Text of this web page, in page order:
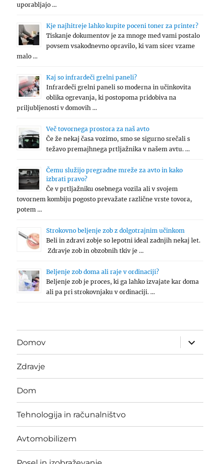
uporabljajo …
Kje najhitreje lahko kupite poceni toner za printer?
Tiskanje dokumentov je za mnoge med vami postalo
povsem vsakodnevno opravilo, ki vam sicer vzame
malo …
Kaj so infrardeči grelni paneli?
Infrardeči grelni paneli so moderna in učinkovita
oblika ogrevanja, ki postopoma pridobiva na
priljubljenosti v domovih …
Več tovornega prostora za naš avto
Če že nekaj časa vozimo, smo se sigurno srečali s
težavo premajhnega prtljažnika v našem avtu. …
Čemu služijo pregradne mreže za avto in kako
izbrati pravo?
Če v prtljažniku osebnega vozila ali v svojem
tovornem kombiju pogosto prevažate različne vrste tovora,
potem …
Strokovno beljenje zob z dolgotrajnim učinkom
Beli in zdravi zobje so lepotni ideal zadnjih nekaj let.
Zdravje zob in obzobnih tkiv je …
Beljenje zob doma ali raje v ordinaciji?
Beljenje zob je proces, ki ga lahko izvajate kar doma
ali pa pri strokovnjaku v ordinaciji. …
Domov
expand
child
menu
Zdravje
Dom
Tehnologija in računalništvo
Avtomobilizem